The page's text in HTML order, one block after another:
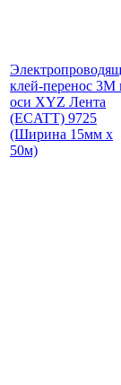
клей-перенос 3M
оси XYZ Лента
(ECATT) 9725
(Ширина 15мм х
50м)